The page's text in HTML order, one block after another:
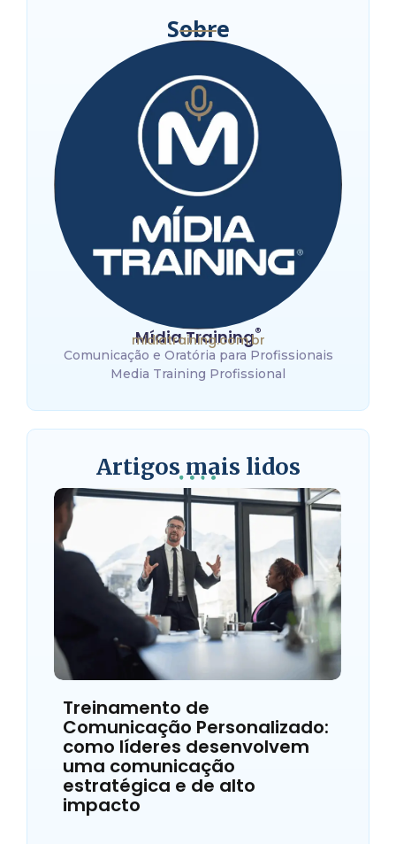
Sobre
Mídia Training®
midiatraining.com.br
Comunicação e Oratória para Profissionais
Media Training Profissional
Artigos mais lidos
Treinamento de
Comunicação Personalizado:
como líderes desenvolvem
uma comunicação
estratégica e de alto
impacto